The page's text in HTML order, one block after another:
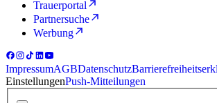
Trauerportal
Partnersuche
Werbung
ImpressumAGBDatenschutz
EinstellungenPush-Mitteilungen